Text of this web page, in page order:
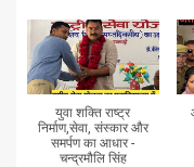
युवा शक्ति राष्ट्र
निर्माण,सेवा, संस्कार और
समर्पण का आधार -
चन्द्रमौलि सिंह